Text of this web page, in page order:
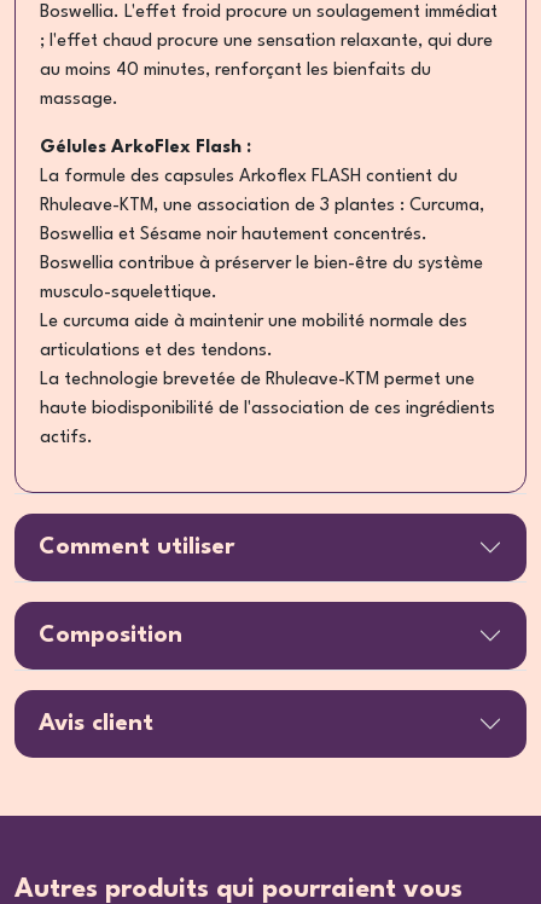
Boswellia. L'effet froid procure un soulagement immédiat
; l'effet chaud procure une sensation relaxante, qui dure
au moins 40 minutes, renforçant les bienfaits du
massage.
Gélules ArkoFlex Flash :
La formule des capsules Arkoflex FLASH contient du
Rhuleave-KTM, une association de 3 plantes : Curcuma,
Boswellia et Sésame noir hautement concentrés.
Boswellia contribue à préserver le bien-être du système
musculo-squelettique.
Le curcuma aide à maintenir une mobilité normale des
articulations et des tendons.
La technologie brevetée de Rhuleave-KTM permet une
haute biodisponibilité de l'association de ces ingrédients
actifs.
Comment utiliser
Composition
Avis client
Autres produits qui pourraient vous